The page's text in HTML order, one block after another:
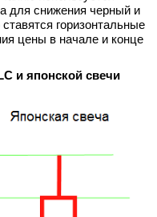
для снижения черный и
горизонтальные
цены в начале и конце
и японской свечи